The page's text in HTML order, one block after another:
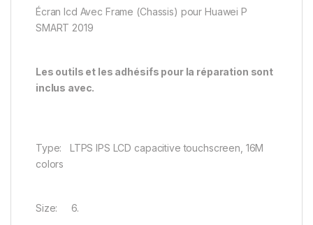
Écran lcd Avec Frame (Chassis) pour Huawei P
SMART 2019
Les outils et les adhésifs pour la réparation sont
inclus avec.
Type: LTPS IPS LCD capacitive touchscreen, 16M
colors
Size: 6.